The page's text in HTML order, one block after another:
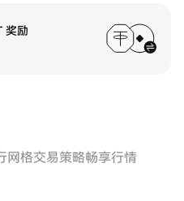
奖励
网格交易策略畅享行情